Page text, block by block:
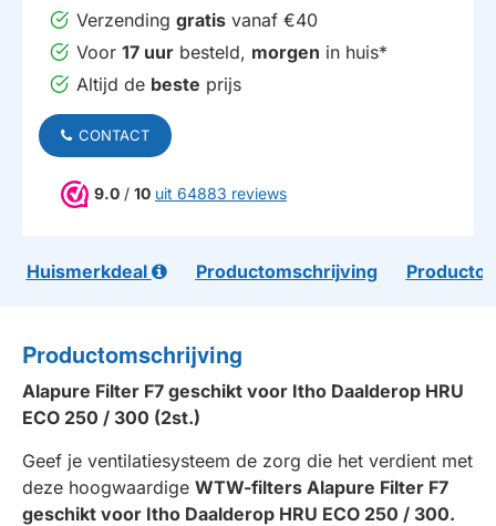
Verzending gratis vanaf €40
Voor 17 uur besteld, morgen in huis*
Altijd de beste prijs
CONTACT
9.0 / 10 uit 64883 reviews
Huismerkdeal Productomschrijving
Productomschrijving
Alapure Filter F7 geschikt voor Itho Daalderop HRU
ECO 250 / 300 (2st.)
Geef je ventilatiesysteem de zorg die het verdient met
deze hoogwaardige WTW-filters Alapure Filter F7
geschikt voor Itho Daalderop HRU ECO 250 / 300.